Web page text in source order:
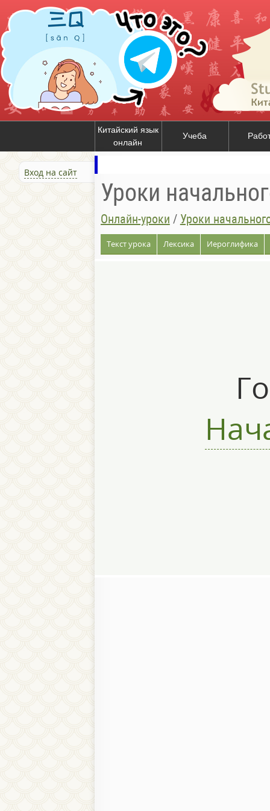
Китайский язык
онлайн
Учеба
Вход на сайт
Уроки
Онлайн-уроки / Уроки
Текст урока Лексика Иероглифика